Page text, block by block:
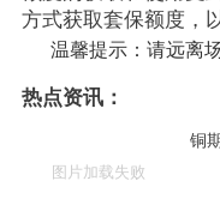
方式获取套保额度，‌
温馨提示：请远离
热点资讯：
图片加载失败
铜